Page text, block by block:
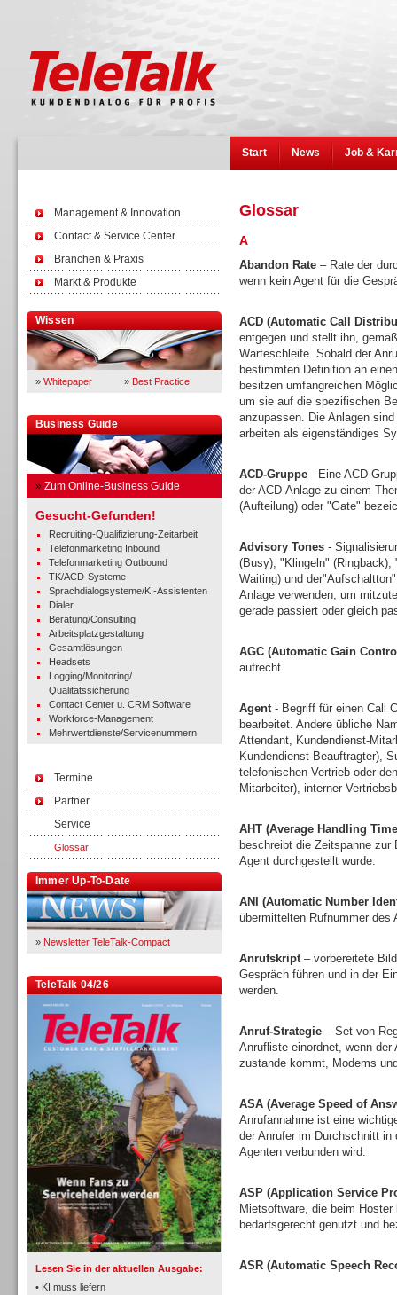
Start News Job &
Management & Innovation
Contact & Service Center
Branchen & Praxis
Markt & Produkte
Wissen
» Whitepaper » Best Practice
Business Guide
» Zum Online-Business Guide
Gesucht-Gefunden!
Recruiting-Qualifizierung-Zeitarbeit
Telefonmarketing Inbound
Telefonmarketing Outbound
TK/ACD-Systeme
Sprachdialogsysteme/KI-Assistenten
Dialer
Beratung/Consulting
Arbeitsplatzgestaltung
Gesamtlösungen
Headsets
Logging/Monitoring/
Qualitätssicherung
Contact Center u. CRM Software
Workforce-Management
Mehrwertdienste/Servicenummern
Termine
Partner
Service
Glossar
Immer Up-To-Date
» Newsletter TeleTalk-Compact
TeleTalk 04/26
Lesen Sie in der aktuellen Ausgabe:
• KI muss liefern
TK- und ACD-Systeme
Glossar
A
Abandon Rate – Rate der
wenn kein Agent für die
ACD (Automatic Call
entgegen und stellt ihn,
Warteschleife. Sobald der
bestimmten Definition an
besitzen umfangreichen
um sie auf die spezifischen
anzupassen. Die Anlagen
arbeiten als eigenständiges
ACD-Gruppe - Eine ACD-
der ACD-Anlage zu einem
(Aufteilung) oder "Gate"
Advisory Tones -
(Busy), "Klingeln"
Waiting) und
Anlage verwenden, um
gerade passiert oder gleich
AGC (Automatic Gain
aufrecht.
Agent- Begriff für einen Call
bearbeitet. Andere übliche
Attendant, Kundendienst-
Kundendienst-Beauftragter),
telefonischen Vertrieb oder
Mitarbeiter), interner
AHT (Average Handling
beschreibt die Zeitspanne
Agent durchgestellt wurde.
ANI (Automatic Number
übermittelten Rufnummer des
Anrufskript– vorbereitete
Gespräch führen und in der
werden.
Anruf-Strategie – Set von
Anrufliste einordnet, wenn
zustande kommt, Modems
ASA (Average Speed of
Anrufannahme ist eine
der Anrufer im Durchschnitt
Agenten verbunden wird.
ASP (Application Service
Mietsoftware, die beim
bedarfsgerecht genutzt und
ASR (Automatic Speech